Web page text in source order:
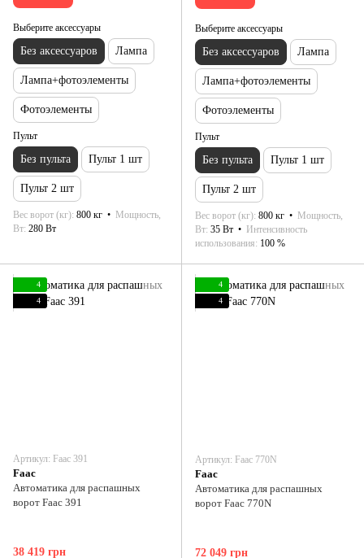
Выберите аксессуары
Без аксессуаров Лампа
Лампа+фотоэлементы
Фотоэлементы
Пульт
Без пульта Пульт 1 шт
Пульт 2 шт
Вес ворот (кг) 800 кг
Мощность,
Вт 280 Вт
Выберите аксессуары
Без аксессуаров Лампа
Лампа+фотоэлементы
Фотоэлементы
Пульт
Без пульта Пульт 1 шт
Пульт 2 шт
Вес ворот (кг) 800 кг
Мощность,
Вт 35 Вт
Интенсивность
использования 100 %
4
4
Артикул: Faac 391
Faac
Автоматика для распашных
ворот Faac 391
38 419 грн
4
4
Артикул: Faac 770N
Faac
Автоматика для распашных
ворот Faac 770N
72 049 грн